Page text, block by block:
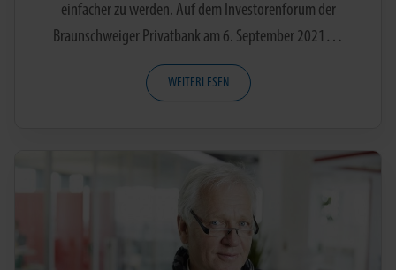
einfacher zu werden. Auf dem Investorenforum der
Braunschweiger Privatbank am 6. September 2021…
WEITERLESEN